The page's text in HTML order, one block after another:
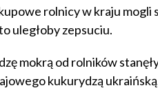
rolnicy w kraju mogli
uległoby zepsuciu.
mokrą od rolników
kukurydzą